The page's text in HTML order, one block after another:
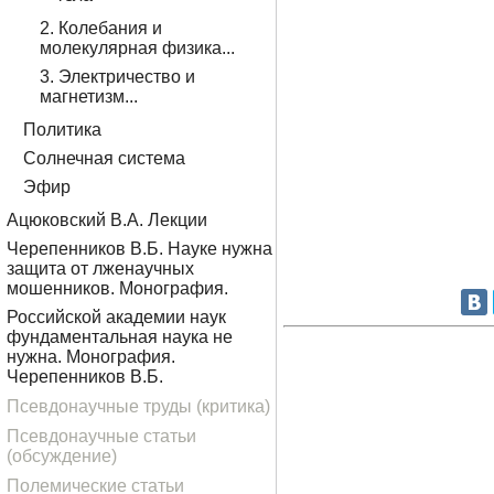
2. Колебания и
молекулярная физика...
3. Электричество и
магнетизм...
Политика
Солнечная система
Эфир
Ацюковский В.А. Лекции
Черепенников В.Б. Науке нужна
защита от лженаучных
мошенников. Монография.
Российской академии наук
фундаментальная наука не
нужна. Монография.
Черепенников В.Б.
Псевдонаучные труды (критика)
Псевдонаучные статьи
(обсуждение)
Полемические статьи